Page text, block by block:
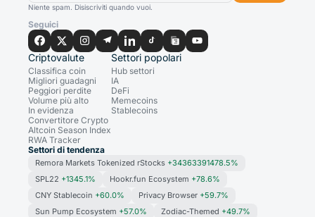
Niente spam. Disiscriviti quando vuoi.
Seguici
Criptovalute
Classifica coin
Migliori guadagni
Peggiori perdite
Volume più alto
In evidenza
Convertitore Crypto
Altcoin Season Index
RWA Tracker
Settori popolari
Hub settori
IA
DeFi
Memecoins
Stablecoins
Settori di tendenza
Remora Markets Tokenized rStocks +34363391478.5%
SPL22 +1345.1% Hookr.fun Ecosystem +78.6%
CNY Stablecoin +60.0% Privacy Browser +59.7%
Sun Pump Ecosystem +57.0% Zodiac-Themed +49.7%